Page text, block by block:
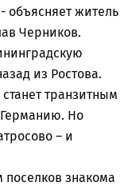
объясняет житель
Черников.
из Ростова.
транзитным
Германию. Но
– и
знакома